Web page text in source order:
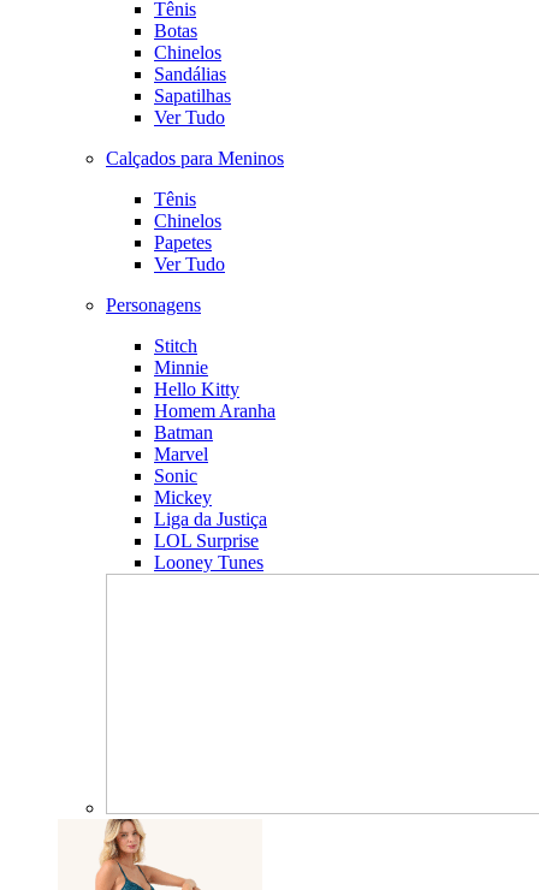
Tênis
Botas
Chinelos
Sandálias
Sapatilhas
Ver Tudo
Calçados para Meninos
Tênis
Chinelos
Papetes
Ver Tudo
Personagens
Stitch
Minnie
Hello Kitty
Homem Aranha
Batman
Marvel
Sonic
Mickey
Liga da Justiça
LOL Surprise
Looney Tunes